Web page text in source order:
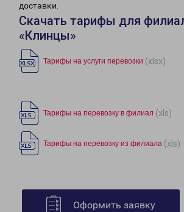
доставки.
Скачать тарифы для
«Клинцы»
Тарифы на услуги перевозки (xlsx)
Тарифы на перевозку в филиал (xls)
Тарифы на перевозку из филиала (xls)
Оформить заявку